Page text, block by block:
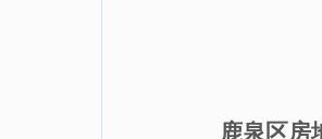
鹿泉区房